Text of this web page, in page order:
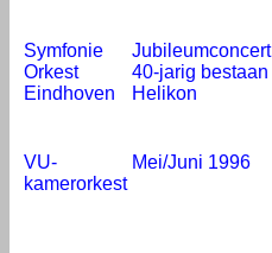
Symfonie
Orkest
Eindhoven
Jubileumconcert
40-jarig bestaan
Helikon
VU-
kamerorkest
Mei/Juni 1996